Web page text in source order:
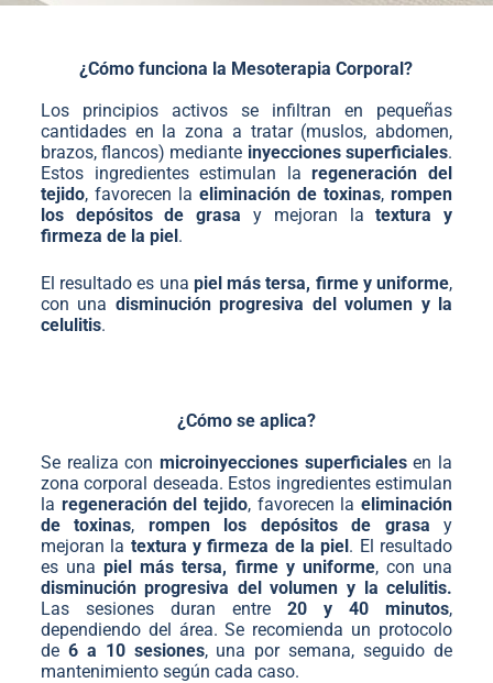
¿Cómo funciona la Mesoterapia Corporal?
Los principios activos se infiltran en pequeñas
cantidades en la zona a tratar (muslos, abdomen,
brazos, flancos) mediante inyecciones superficiales.
Estos ingredientes estimulan laregeneración del
tejido, favorecen la eliminación de toxinas,rompen
los depósitos de grasa y mejoran latextura y
firmeza de la piel.
El resultado es una piel más tersa, firme y uniforme,
con una disminución progresiva del volumen y la
celulitis.
¿Cómo se aplica?
Se realiza con microinyecciones superficialesen la
zona corporal deseada. Estos ingredientes estimulan
la regeneración del tejido, favorecen laeliminación
de toxinas, rompen los depósitos de grasa y
mejoran la textura y firmeza de la piel. El resultado
es unapiel más tersa, firme y uniforme, con una
disminución progresiva del volumen y la celulitis.
Las sesiones duran entre20 y 40 minutos,
dependiendo del área. Se recomienda un protocolo
de 6 a 10 sesiones, una por semana, seguido de
mantenimiento según cada caso.